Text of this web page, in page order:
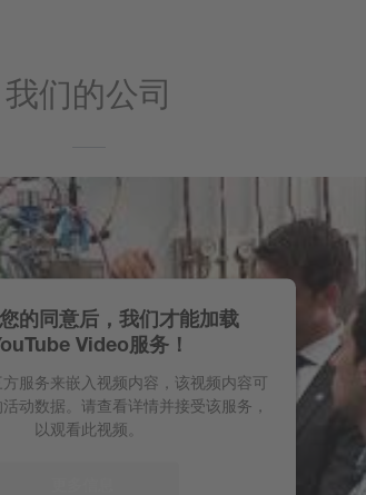
我们的公司
的同意后，我们才能加载
Video服务！
服务来嵌入视频内容，该视频内容可
动数据。请查看详情并接受该服务，
以观看此视频。